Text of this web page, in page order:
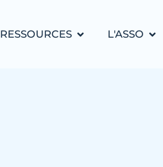
RESSOURCES L'ASSO